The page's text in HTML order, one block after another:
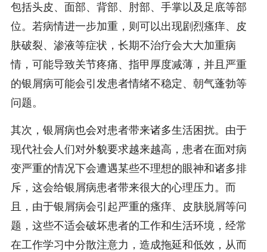
包括头皮、面部、背部、肘部、手掌以及足底等部
位。若病情进一步加重，则可以出现剧烈瘙痒、皮
肤破裂、渗液等症状，长期不治疗会大大加重病
情，可能导致关节疼痛、指甲厚度减薄，并且严重
的银屑病可能会引发患者情绪不稳定、朝气蓬勃等
问题。
其次，银屑病也会对患者带来诸多生活困扰。由于
现代社会人们对外貌要求越来越高，患者在面对病
变严重的情况下会遭遇某些不理想的眼神和诸多排
斥，这会给银屑病患者带来很大的心理压力。而
且，由于银屑病会引起严重的瘙痒、皮肤脱屑等问
题，这些不适会破坏患者的工作和生活环境，经常
在工作学习中分散注意力，造成拖延和低效，从而